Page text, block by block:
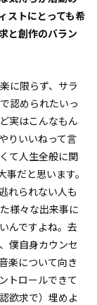
ストにとっても希
と創作のバラン
に限らず、サラ
認められたいっ
実はこんなもん
りいいねって言
て人生全般に関
だと思います。
れられない人も
様々な出来事に
んですよね。去
僕自身カウンセ
楽について向き
トロールできて
欲求で）埋めよ